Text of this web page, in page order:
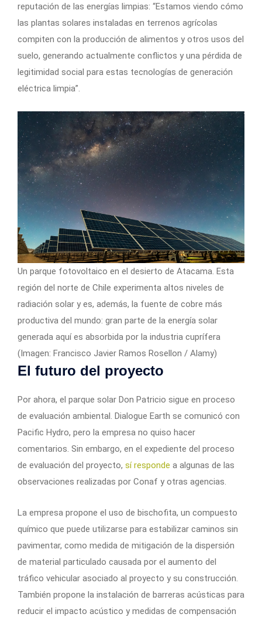
reputación de las energías limpias: “Estamos viendo cómo
las plantas solares instaladas en terrenos agrícolas
compiten con la producción de alimentos y otros usos del
suelo, generando actualmente conflictos y una pérdida de
legitimidad social para estas tecnologías de generación
eléctrica limpia”.
Un parque fotovoltaico en el desierto de Atacama. Esta
región del norte de Chile experimenta altos niveles de
radiación solar y es, además, la fuente de cobre más
productiva del mundo: gran parte de la energía solar
generada aquí es absorbida por la industria cuprífera
(Imagen: Francisco Javier Ramos Rosellon / Alamy)
El futuro del proyecto
Por ahora, el parque solar Don Patricio sigue en proceso
de evaluación ambiental. Dialogue Earth se comunicó con
Pacific Hydro, pero la empresa no quiso hacer
comentarios. Sin embargo, en el expediente del proceso
de evaluación del proyecto, sí responde a algunas de las
observaciones realizadas por Conaf y otras agencias.
La empresa propone el uso de bischofita, un compuesto
químico que puede utilizarse para estabilizar caminos sin
pavimentar, como medida de mitigación de la dispersión
de material particulado causada por el aumento del
tráfico vehicular asociado al proyecto y su construcción.
También propone la instalación de barreras acústicas para
reducir el impacto acústico y medidas de compensación